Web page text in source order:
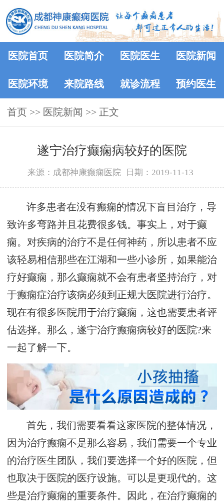
医院首页 医院简介 医院医生 医院新闻
医院环境 来院路线 就诊流程 预约医生
首页 >> 医院新闻 >> 正文
遂宁治疗癫痫病较好的医院
来源：成都神康癫痫医院 日期：2019-11-13
许多患者在没有癫痫的情况下盲目治疗，导
致许多弯路并且花费很多钱。事实上，对于癫
痫。对疾病的治疗不是任何神药，所以患者不应
该轻易相信那些在江湖和一些小诊所，如果能治
疗好癫痫，那么癫痫就不会有患者坚持治疗，对
于癫痫症治疗该病必须到正规大医院进行治疗。
现在有很多医院用于治疗癫痫，这也需要患者评
估选择。那么，遂宁治疗癫痫病较好的医院?来
一起了解一下。
首先，我们需要看看这家医院的整体情况，
因为治疗癫痫不是那么容易，我们需要一个专业
的治疗医生团队，我们要选择一个好的医院，但
也取决于医院的医疗设施。可以是更现代的。这
些是治疗癫痫的重要条件。因此，在治疗癫痫的